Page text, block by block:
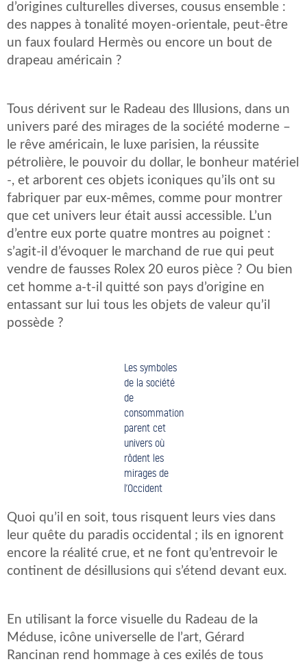
d’origines culturelles diverses, cousus ensemble :
des nappes à tonalité moyen-orientale, peut-être
un faux foulard Hermès ou encore un bout de
drapeau américain ?
Tous dérivent sur le Radeau des Illusions, dans un
univers paré des mirages de la société moderne –
le rêve américain, le luxe parisien, la réussite
pétrolière, le pouvoir du dollar, le bonheur matériel
-, et arborent ces objets iconiques qu’ils ont su
fabriquer par eux-mêmes, comme pour montrer
que cet univers leur était aussi accessible. L’un
d’entre eux porte quatre montres au poignet :
s’agit-il d’évoquer le marchand de rue qui peut
vendre de fausses Rolex 20 euros pièce ? Ou bien
cet homme a-t-il quitté son pays d’origine en
entassant sur lui tous les objets de valeur qu’il
possède ?
Les symboles
de la société
de
consommation
parent cet
univers où
rôdent les
mirages de
l’Occident
Quoi qu’il en soit, tous risquent leurs vies dans
leur quête du paradis occidental ; ils en ignorent
encore la réalité crue, et ne font qu’entrevoir le
continent de désillusions qui s’étend devant eux.
En utilisant la force visuelle du Radeau de la
Méduse, icône universelle de l’art, Gérard
Rancinan rend hommage à ces exilés de tous